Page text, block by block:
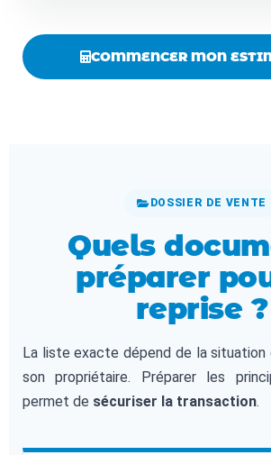
COMMENCER MON
DOSSIER DE VENTE
Quels
préparer
reprise ?
La liste exacte dépend de la situation
son propriétaire. Préparer les
permet de sécuriser la transaction.